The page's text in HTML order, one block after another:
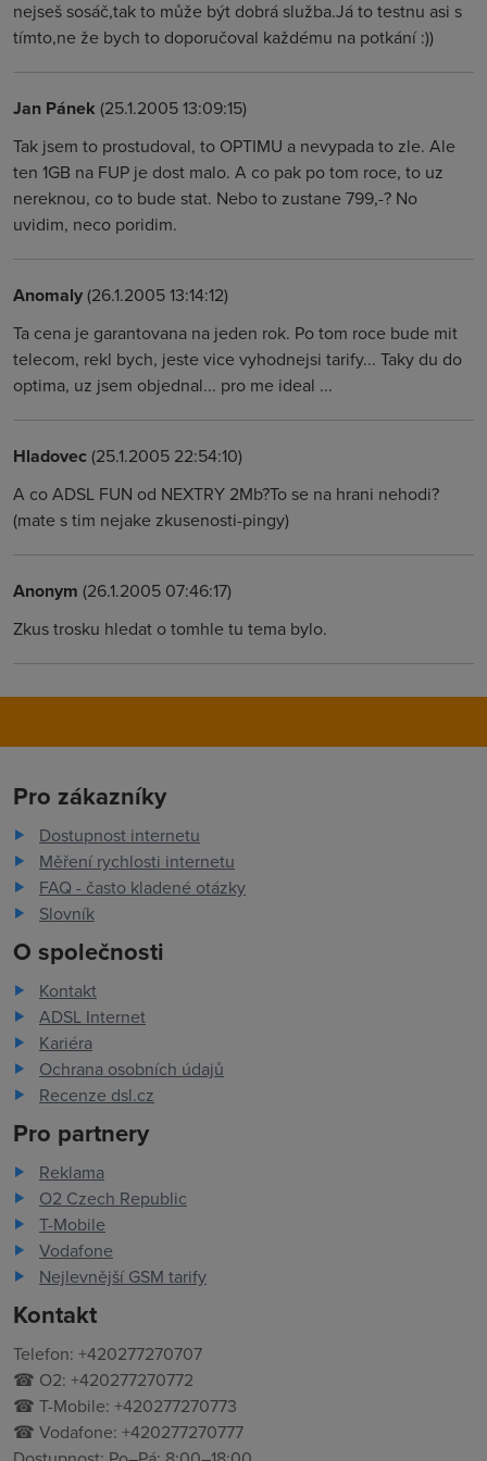
nejseš sosáč,tak to může být dobrá služba.Já to testnu asi s
tímto,ne že bych to doporučoval každému na potkání :))
Jan Pánek (25.1.2005 13:09:15)
Tak jsem to prostudoval, to OPTIMU a nevypada to zle. Ale
ten 1GB na FUP je dost malo. A co pak po tom roce, to uz
nereknou, co to bude stat. Nebo to zustane 799,-? No
uvidim, neco poridim.
Anomaly(26.1.2005 13:14:12)
Ta cena je garantovana na jeden rok. Po tom roce bude mit
telecom, rekl bych, jeste vice vyhodnejsi tarify... Taky du do
optima, uz jsem objednal... pro me ideal ...
Hladovec(25.1.2005 22:54:10)
A co ADSL FUN od NEXTRY 2Mb?To se na hrani nehodi?
(mate s tim nejake zkusenosti-pingy)
Anonym (26.1.2005 07:46:17)
Zkus trosku hledat o tomhle tu tema bylo.
Pro zákazníky
Dostupnost internetu
Měření rychlosti internetu
FAQ - často kladené otázky
Slovník
O společnosti
Kontakt
ADSL Internet
Kariéra
Ochrana osobních údajů
Recenze dsl.cz
Pro partnery
Reklama
O2 Czech Republic
T-Mobile
Vodafone
Nejlevnější GSM tarify
Kontakt
Telefon: +420277270707
☎ O2: +420277270772
☎ T-Mobile: +420277270773
☎ Vodafone: +420277270777